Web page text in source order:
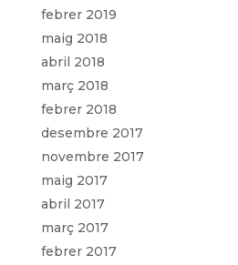
febrer 2019
maig 2018
abril 2018
març 2018
febrer 2018
desembre 2017
novembre 2017
maig 2017
abril 2017
març 2017
febrer 2017